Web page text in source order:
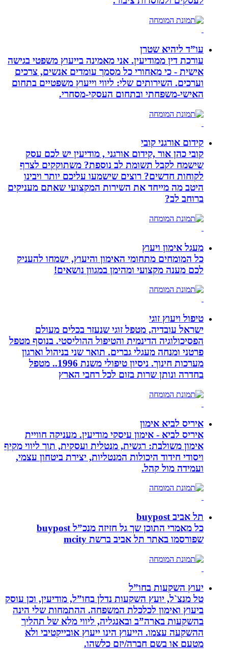
עו”ד ליהיא שטרן
עורכת דין ממודיעין. אני מאמינה בייעוץ משפטי בגישה
אישית - כי מאחורי כל מסמך עומדים אנשים, צרכים
וערכים. השירותים שלי: ליווי וייעוץ משפטיים בתחום
האישי-משפחתי ובתחום העסקי-מסחרי.
קידום אורגני קובי
קובי כהן אור ,קידום אורגני , מודיעין יש לכם עסק
שישמח לקבל תשומת לב נוספת? משתוקקים לצרף
לקוחות חדשים? רוצים שישמעו עליכם יותר ויבינו
היטב מה מייחד את השירות המקצועי שאתם מעניקים
ברוחב לב?
מעגל אימון ויעוץ
כל המומחים מתחומי האימון והיעוץ, ישמחו להעניק
לכם מענה מקצועי ומהימן במגוון נושאים!
טיפול ויעוץ זוגי
ישראל עובדיה, מטפל זוגי שנעזר בכלים מעולם
הפסיכולוגיה הדינמית והטיפול ההוליסטי. בנוסף מטפל
פרטני ומנחה מעגלי גברים. תואר שני בניהול וארגון
מערכות חינוך. ניסיון טיפולי משנת 1996.. מטפל
בחדרה ונותן שרות בזום לכל רחבי הארץ
איריס לביא אימון
איריס לביא - אימון עיסקי מודיעין. מעניקה חוויית
אימון משולבת: רגשית, מנטלית ועסקית, תוך ליווי מקיף
ויסודי חידוד היכולות המנטליות, יצירת ביטחון עצמי,
ועמידה מול קהל.
תל אביב buypost
כל מאמרי התוכן שך גל חזיזה מנכ”ל buypost
שפורסמו באתר תל אביב ברשת mcity
יעוץ השקעות בחו”ל
טל מנצ`ל, יועץ השקעות נדלן בחו”ל, מודיעין, וכן עוסק
ביעוץ ואימון לכלכלת המשפחה. ההתמחות שלי הינה
בהשקעות בארה”ב ובאנגליה, ליווי מלא של תהליך
ההשקעה עצמו. הייעוץ הינו ייעוץ אובייקטיבי ולא
מטעם או בשם חברה/יזם כלשהו.